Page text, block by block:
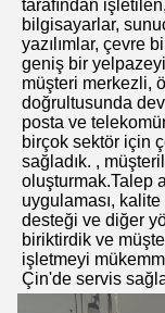
tarafından
bilgisayarlar,
yazılımlar, çevre
geniş bir
müşteri merkezli,
doğrultusunda
posta ve
birçok sektör için
sağladık. ,
oluşturmak.Talep
uygulaması,
desteği ve diğer
biriktirdik ve
işletmeyi
Çin'de servis